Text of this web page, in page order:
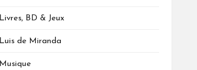
Livres, BD & Jeux
Luis de Miranda
Musique